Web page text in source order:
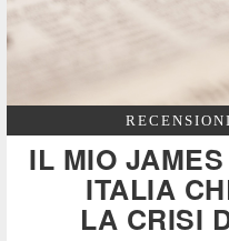
IL MIO
ITALIA
LA CRISI